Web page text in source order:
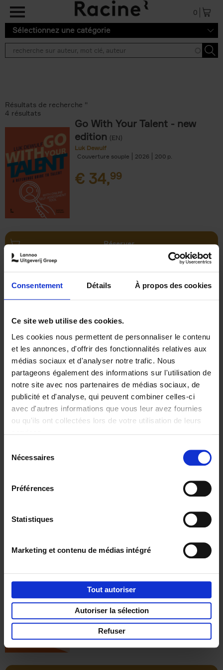
Consentement Détails À propos des cookies
Ce site web utilise des cookies.
Les cookies nous permettent de personnaliser le contenu
et les annonces, d'offrir des fonctionnalités relatives aux
médias sociaux et d'analyser notre trafic. Nous
partageons également des informations sur l'utilisation de
notre site avec nos partenaires de médias sociaux, de
publicité et d'analyse, qui peuvent combiner celles-ci
avec d'autres informations que vous leur avez fournies
ou qu'ils ont collectées lors de votre utilisation de leurs
Nécessaires
Préférences
Statistiques
Marketing et contenu de médias intégré
Tout autoriser
Autoriser la sélection
Refuser
Aller au contenu principal
0
Sélectionnez une catégorie
Résultats de recherche ''
4 résultats
Go With Your Talent - new
edition (EN)
Luk Dewulf
Couverture souple
2026 200
€ 34,99
Réserver
Couverture souple
2026 176
Réserver
Bridging Code and Capital (EN)
Andreas Creten
ALICE — Leadership in
Wonderland
Rik Vera
Couverture souple
2026
€34, 99